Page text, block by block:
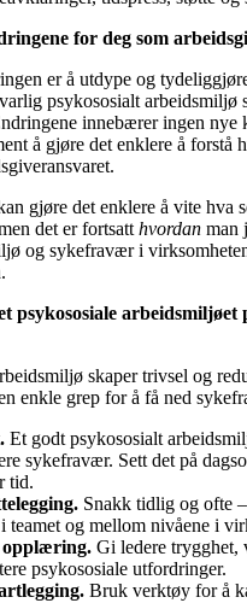
for deg som
er å utdype og
psykososialt arbeidsmiljø
innebærer ingen nye
å gjøre det enklere å forstå
gjøre det enklere å vite hva
det er fortsatt hvordan man
og sykefravær i
psykososiale arbeidsmiljøet
skaper trivsel og
enkle grep for å få ned
Et godt psykososialt
sykefravær. Sett det på
tid.
Snakk tidlig og ofte
teamet og mellom nivåene i
opplæring. Gi ledere trygghet,
psykososiale utfordringer.
Bruk verktøy for å